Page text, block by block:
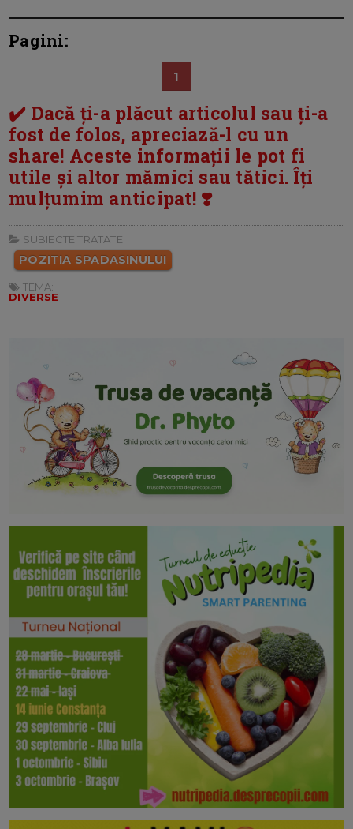
Pagini:
1
✔️ Dacă ți-a plăcut articolul sau ți-a
fost de folos, apreciază-l cu un
share! Aceste informații le pot fi
utile și altor mămici sau tătici. Îți
mulțumim anticipat! ❣️
SUBIECTE TRATATE:
POZITIA SPADASINULUI
TEMA:
DIVERSE